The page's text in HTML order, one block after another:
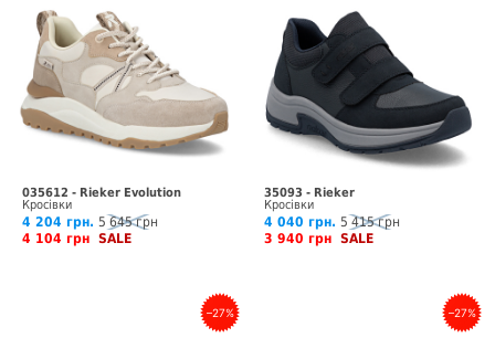
035612 - Rieker Evolution
Кросівки
4 204 грн. 5 645 грн
4 104 грн SALE
35093 - Rieker
Кросівки
4 040 грн. 5 415 грн
3 940 грн SALE
–27% –27%